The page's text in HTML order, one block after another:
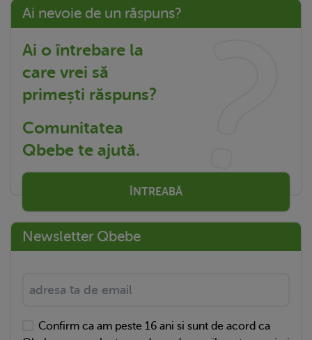
Ai nevoie de un răspuns?
Ai o întrebare la
care vrei să
primești răspuns?
Comunitatea
Qbebe te ajută.
ÎNTREABĂ
Newsletter Qbebe
Confirm ca am peste 16 ani si sunt de acord ca